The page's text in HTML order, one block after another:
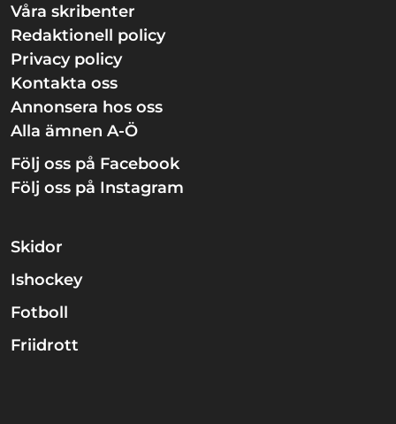
Våra skribenter
Redaktionell policy
Privacy policy
Kontakta oss
Annonsera hos oss
Alla ämnen A-Ö
Följ oss på Facebook
Följ oss på Instagram
Skidor
Ishockey
Fotboll
Friidrott